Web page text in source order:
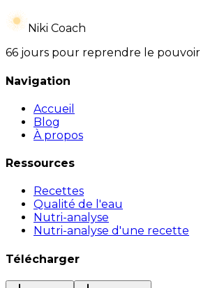
Niki Coach
66 jours pour reprendre le pouvoir
Navigation
Accueil
Blog
À propos
Ressources
Recettes
Qualité de l'eau
Nutri-analyse
Nutri-analyse d'une recette
Télécharger